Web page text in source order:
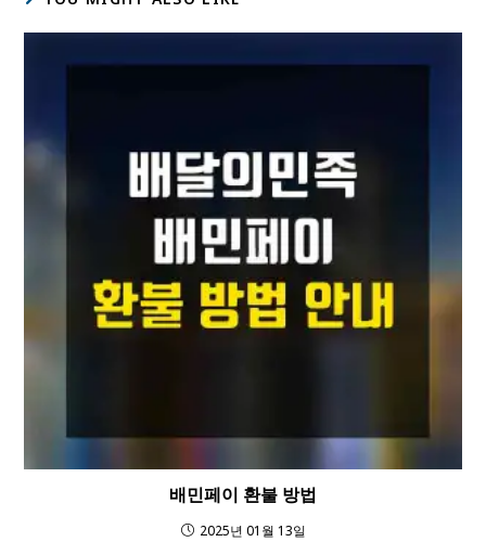
배민페이 환불 방법
2025년 01월 13일